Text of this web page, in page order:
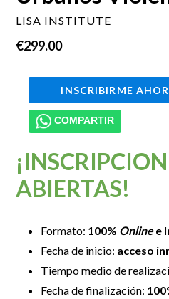
LISA INSTITUTE
Precio
€299.00
INSCRIBIRME
COMPARTIR
ABIERTAS!
Formato: 100% Onlinee
Fecha de inicio: acceso
Tiempo medio de
Fecha de finalización: